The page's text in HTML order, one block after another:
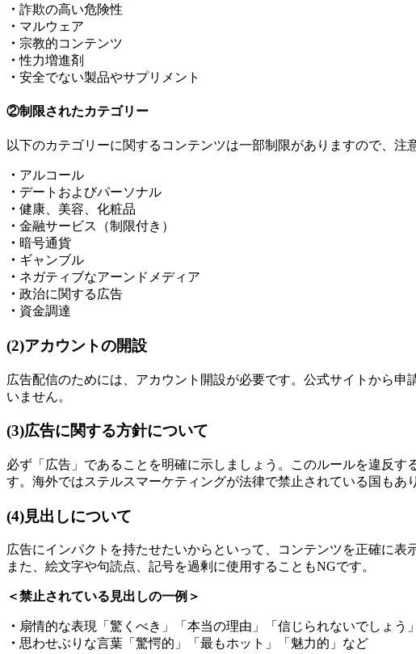
・ 詐欺の高い危険性
・ マルウェア
・ 宗教的コンテンツ
・性力増進剤
・ 安全でない製品やサプリメント
②制限されたカテゴリー
以下のカテゴリーに関するコンテンツは一部制限がありますので、注
・ アルコール
・ デートおよびパーソナル
・ 健康、美容、化粧品
・ 金融サービス（制限付き）
・ 暗号通貨
・ ギャンブル
・ ネガティブなアーンドメディア
・ 政治に関する広告
・ 資金調達
(2)アカウントの開設
広告配信のためには、アカウント開設が必要です。公式サイトから
いません。
(3)広告に関する方針について
必ず「広告」であることを明確に示しましょう。このルールを違反
す。海外ではステルスマーケティングが法律で禁止されている国もあ
(4)見出しについて
広告にインパクトを持たせたいからといって、コンテンツを正確に
また、絵文字や句読点、記号を過剰に使用することもNGです。
＜禁止されている見出しの一例＞
・ 扇情的な表現「驚くべき」「本当の理由」「信じられないでしょう
・ 思わせぶりな言葉「驚愕的」「最もホット」「魅力的」など